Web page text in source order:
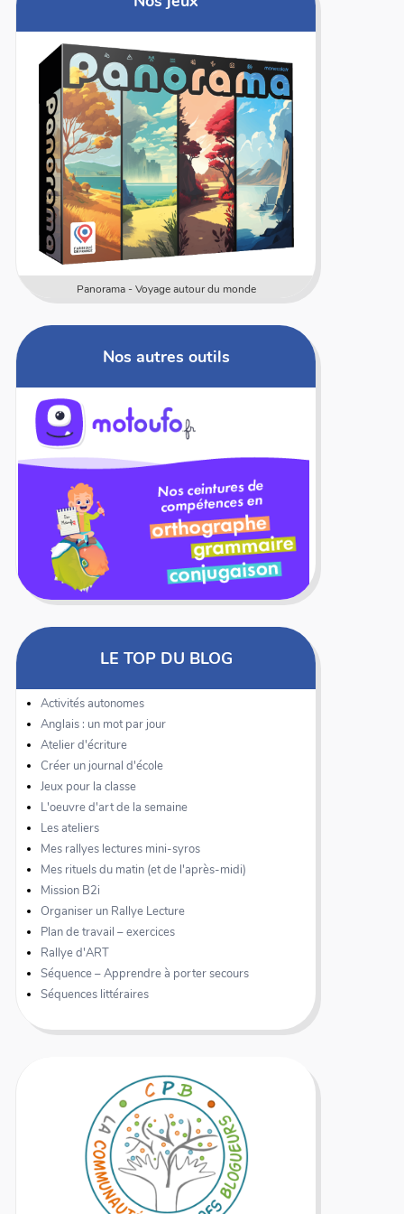
Panorama - Voyage autour du monde
Nos autres outils
LE TOP DU BLOG
Activités autonomes
Anglais : un mot par jour
Atelier d'écriture
Créer un journal d'école
Jeux pour la classe
L'oeuvre d'art de la semaine
Les ateliers
Mes rallyes lectures mini-syros
Mes rituels du matin (et de l'après-midi)
Mission B2i
Organiser un Rallye Lecture
Plan de travail – exercices
Rallye d'ART
Séquence – Apprendre à porter secours
Séquences littéraires